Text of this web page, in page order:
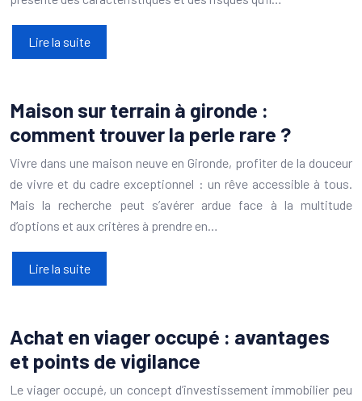
Lire la suite
Maison sur terrain à gironde :
comment trouver la perle rare ?
Vivre dans une maison neuve en Gironde, profiter de la douceur
de vivre et du cadre exceptionnel : un rêve accessible à tous.
Mais la recherche peut s’avérer ardue face à la multitude
d’options et aux critères à prendre en…
Lire la suite
Achat en viager occupé : avantages
et points de vigilance
Le viager occupé, un concept d’investissement immobilier peu